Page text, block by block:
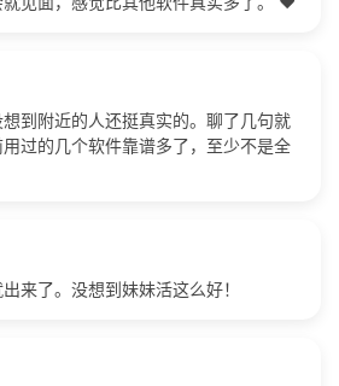
到附近的人还挺真实的。聊了几句就
过的几个软件靠谱多了，至少不是全
来了。没想到妹妹活这么好！